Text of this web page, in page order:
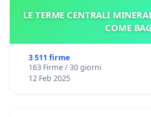
LE TERME CENTRALI
COME
3 511 firme
163 Firme / 30 giorni
12 Feb 2025